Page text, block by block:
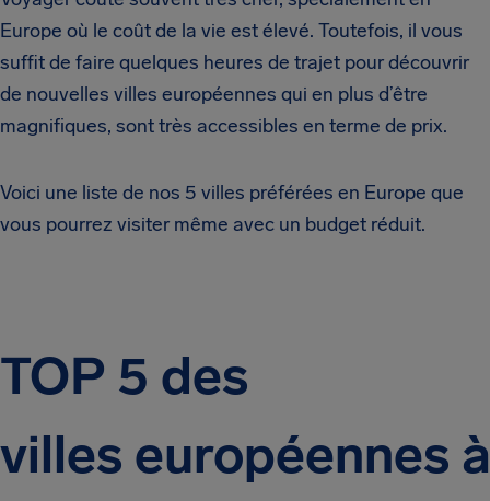
Europe où le coût de la vie est élevé. Toutefois, il vous
suffit de faire quelques heures de trajet pour découvrir
de nouvelles villes européennes qui en plus d’être
magnifiques, sont très accessibles en terme de prix.
Voici une liste de nos 5 villes préférées en Europe que
vous pourrez visiter même avec un budget réduit.
TOP 5 des
villes européennes à